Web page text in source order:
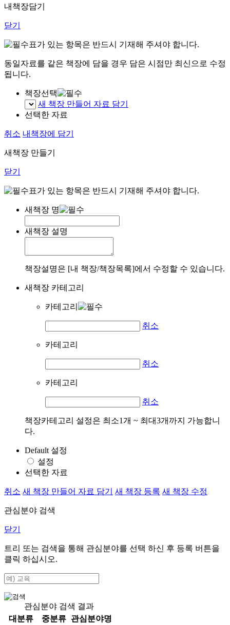
내책장담기
닫기
표가 있는 항목은 반드시 기재해 주셔야 합니다.
동일자료를 같은 책장에 담을 경우 담은 시점만 최신으로 수정
됩니다.
책장선택
새 책장 만들어 자료 담기
선택한 자료
취소 내책장에 담기
새책장 만들기
닫기
표가 있는 항목은 반드시 기재해 주셔야 합니다.
새책장 명
새책장 설명
책장설명은 [내 책장/책장목록]에서 수정할 수 있습니다.
새책장 카테고리
카테고리
취소
카테고리
취소
카테고리
취소
책장카테고리 설정은 최소1개 ~ 최대3개까지 가능합니
다.
Default 설정
설정
선택한 자료
취소 새 책장 만들어 자료 담기 새 책장 등록 새 책장 수정
관심분야 검색
닫기
트리 또는 검색을 통해 관심분야를 선택 하신 후 등록 버튼을
클릭 하십시오.
관심분야 검색 결과
대분류
중분류
관심분야명